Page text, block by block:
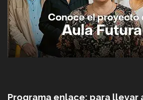
Programa enlace: para llevar